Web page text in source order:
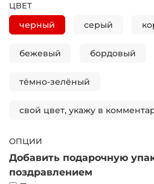
ЦВЕТ
черный серый
бежевый бордовый
тёмно-зелёный
свой цвет, укажу в
ОПЦИИ
Добавить подарочную
поздравлением